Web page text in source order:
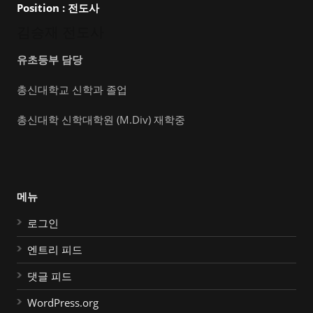
Position : 전도사
유초등부 담당
총신대학교 신학과 졸업
총신대학 신학대학원 (M.Div) 재학중
메뉴
로그인
엔트리 피드
댓글 피드
WordPress.org